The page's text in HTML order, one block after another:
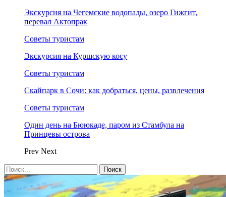
Экскурсия на Чегемские водопады, озеро Гижгит,
перевал Актопрак
Советы туристам
Экскурсия на Куршскую косу
Советы туристам
Скайпарк в Сочи: как добраться, цены, развлечения
Советы туристам
Один день на Бююкаде, паром из Стамбула на
Принцевы острова
Prev Next